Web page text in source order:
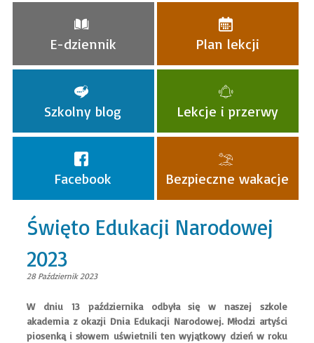
E-dziennik Plan lekcji
Szkolny blog Lekcje i przerwy
Facebook Bezpieczne wakacje
Święto Edukacji Narodowej
2023
28 Październik 2023
W dniu 13 października odbyła się w naszej szkole
akademia z okazji Dnia Edukacji Narodowej. Młodzi artyści
piosenką i słowem uświetnili ten wyjątkowy dzień w roku